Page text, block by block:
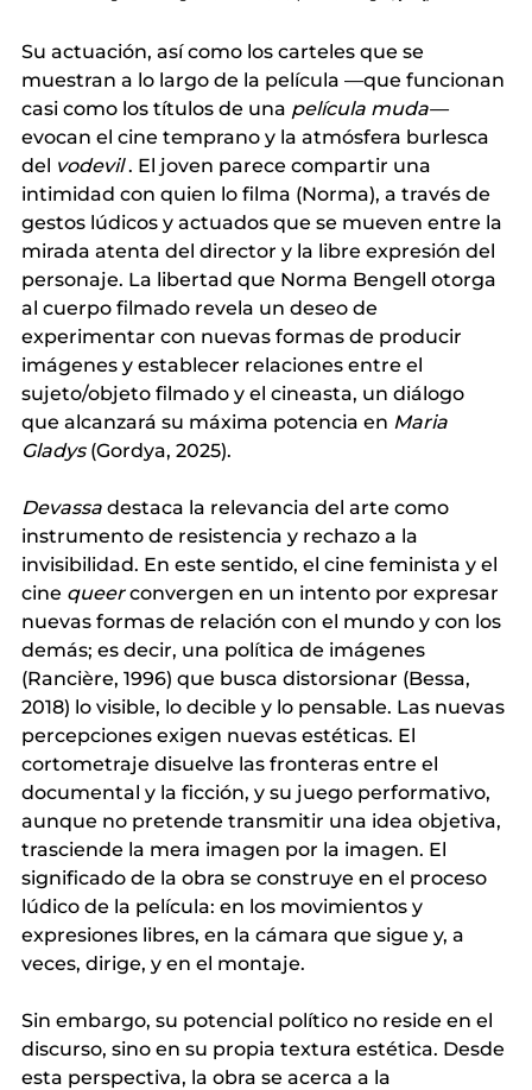
Su actuación, así como los carteles que se
muestran a lo largo de la película —que funcionan
casi como los títulos de una película muda—
evocan el cine temprano y la atmósfera burlesca
del vodevil . El joven parece compartir una
intimidad con quien lo filma (Norma), a través de
gestos lúdicos y actuados que se mueven entre la
mirada atenta del director y la libre expresión del
personaje. La libertad que Norma Bengell otorga
al cuerpo filmado revela un deseo de
experimentar con nuevas formas de producir
imágenes y establecer relaciones entre el
sujeto/objeto filmado y el cineasta, un diálogo
que alcanzará su máxima potencia en Maria
Gladys (Gordya, 2025).
Devassa destaca la relevancia del arte como
instrumento de resistencia y rechazo a la
invisibilidad. En este sentido, el cine feminista y el
cine queer convergen en un intento por expresar
nuevas formas de relación con el mundo y con los
demás; es decir, una política de imágenes
(Rancière, 1996) que busca distorsionar (Bessa,
2018) lo visible, lo decible y lo pensable. Las nuevas
percepciones exigen nuevas estéticas. El
cortometraje disuelve las fronteras entre el
documental y la ficción, y su juego performativo,
aunque no pretende transmitir una idea objetiva,
trasciende la mera imagen por la imagen. El
significado de la obra se construye en el proceso
lúdico de la película: en los movimientos y
expresiones libres, en la cámara que sigue y, a
veces, dirige, y en el montaje.
Sin embargo, su potencial político no reside en el
discurso, sino en su propia textura estética. Desde
esta perspectiva, la obra se acerca a la